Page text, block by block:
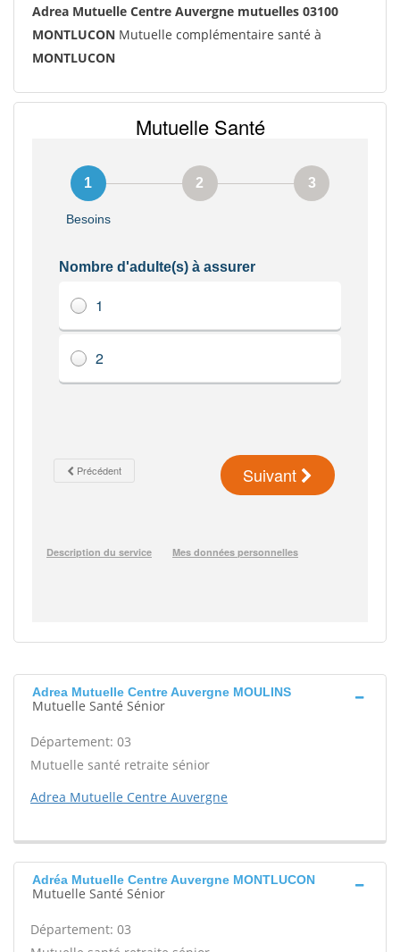
Adrea Mutuelle Centre Auvergne mutuelles 03100
MONTLUCON Mutuelle complémentaire santé à
MONTLUCON
Adrea Mutuelle Centre Auvergne MOULINS
Mutuelle Santé Sénior
Département: 03
Mutuelle santé retraite sénior
Adrea Mutuelle Centre Auvergne
Adréa Mutuelle Centre Auvergne MONTLUCON
Mutuelle Santé Sénior
Département: 03